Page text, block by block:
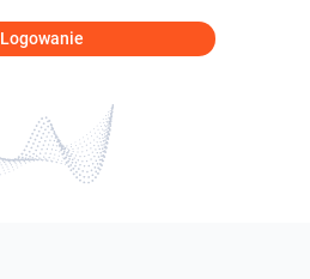
Logowanie